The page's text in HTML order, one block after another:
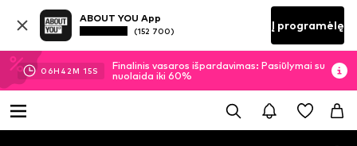
ABOUT YOU App
(152 700) Į programėlę
06H 42M 15S
Finalinis vasaros išpardavimas: Pasiūlymai su
nuolaida iki 60%